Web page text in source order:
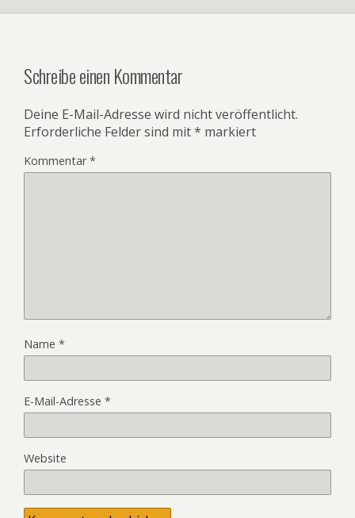
Schreibe einen Kommentar
Deine E-Mail-Adresse wird nicht veröffentlicht.
Erforderliche Felder sind mit* markiert
Kommentar*
Name *
E-Mail-Adresse *
Website